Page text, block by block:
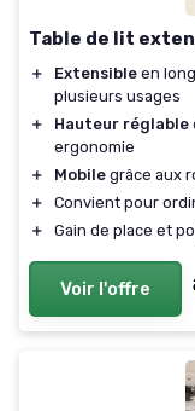
Table de lit
＋ Extensible en
plusieurs usages
＋
Hauteur réglable
ergonomie
＋
Mobile grâce aux
＋
Convient pour
＋
Gain de place et
Voir l'offre